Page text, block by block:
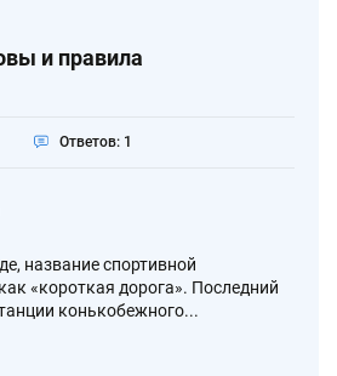
и правила
Ответов: 1
название спортивной
«короткая дорога». Последний
конькобежного...